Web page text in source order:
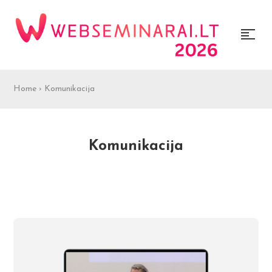
Home › Komunikacija
Komunikacija